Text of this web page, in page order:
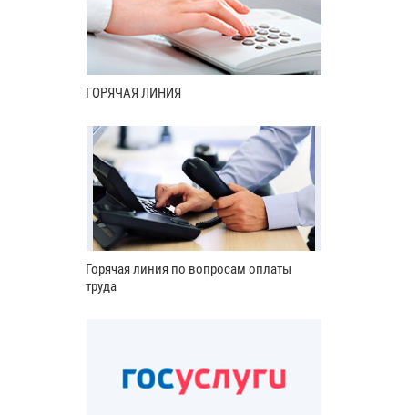
ГОРЯЧАЯ ЛИНИЯ
Горячая линия по вопросам оплаты
труда